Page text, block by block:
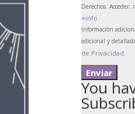
Derechos: Acceder,
+info
Información
adicional y
de Privacidad.
You